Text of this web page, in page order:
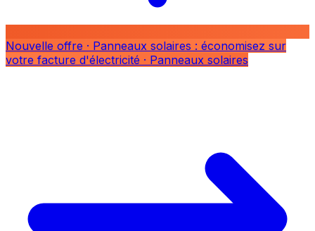
Nouvelle offre · Panneaux solaires : économisez sur
votre facture d'électricité · Panneaux solaires